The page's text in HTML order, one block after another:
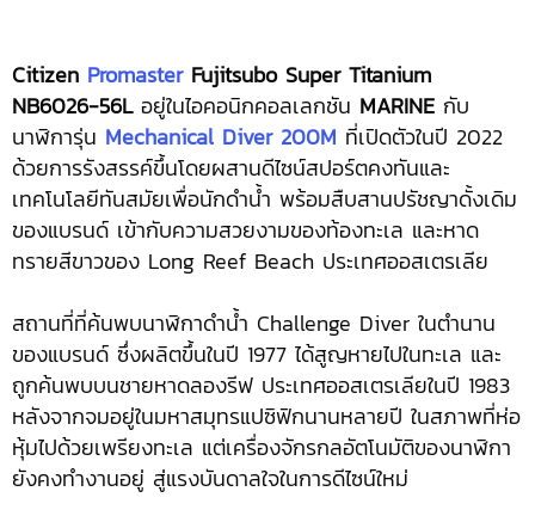
Citizen PromasterFujitsubo Super Titanium
NB6026-56Lอยู่ในไอคอนิกคอลเลกชัน MARINE กับ
นาฬิการุ่น Mechanical Diver 200M ที่เปิดตัวในปี 2022
ด้วยการรังสรรค์ขึ้นโดยผสานดีไซน์สปอร์ตคงทันและ
เทคโนโลยีทันสมัยเพื่อนักดำน้ำ พร้อมสืบสานปรัชญาดั้งเดิม
ของแบรนด์ เข้ากับความสวยงามของท้องทะเล และหาด
ทรายสีขาวของ Long Reef Beach ประเทศออสเตรเลีย
สถานที่ที่ค้นพบนาฬิกาดำน้ำ Challenge Diver ในตำนาน
ของแบรนด์ ซึ่งผลิตขึ้นในปี 1977 ได้สูญหายไปในทะเล และ
ถูกค้นพบบนชายหาดลองรีฟ ประเทศออสเตรเลียในปี 1983
หลังจากจมอยู่ในมหาสมุทรแปซิฟิกนานหลายปี ในสภาพที่ห่อ
หุ้มไปด้วยเพรียงทะเล แต่เครื่องจักรกลอัตโนมัติของนาฬิกา
ยังคงทำงานอยู่ สู่แรงบันดาลใจในการดีไซน์ใหม่